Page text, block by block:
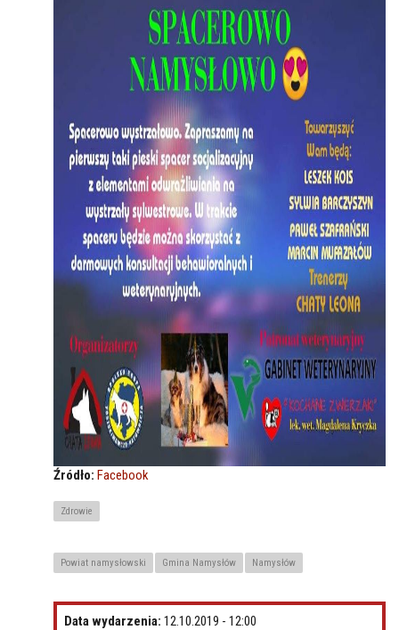
Źródło: Facebook
Zdrowie
Powiat namysłowski Gmina Namysłów Namysłów
Data wydarzenia: 12.10.2019 - 12:00